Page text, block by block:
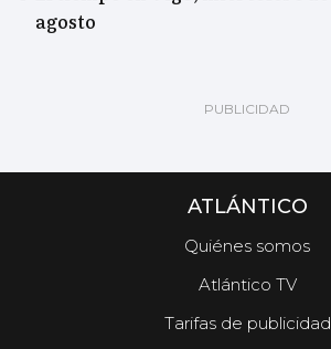
agosto
ATLÁNTICO
Quiénes somos
Atlántico TV
Tarifas de publicidad